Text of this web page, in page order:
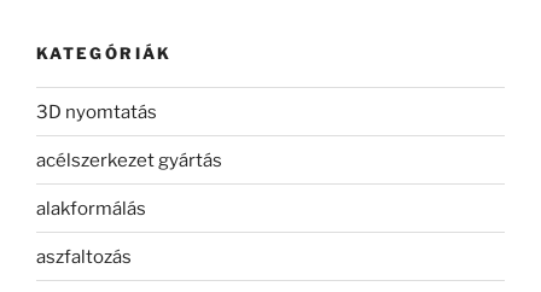
KATEGÓRIÁK
3D nyomtatás
acélszerkezet gyártás
alakformálás
aszfaltozás